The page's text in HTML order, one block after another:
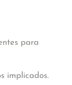
para
implicados.